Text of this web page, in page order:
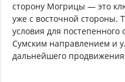
сторону Могрицы — это
уже с восточной стороны.
условия для постепенного
Сумским направлением и
дальнейшего